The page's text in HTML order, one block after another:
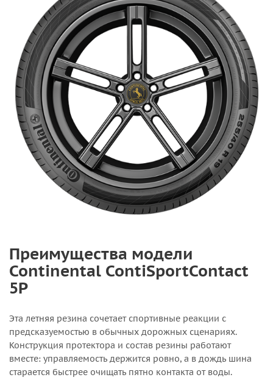
Преимущества модели
Continental ContiSportContact
5P
Эта летняя резина сочетает спортивные реакции с
предсказуемостью в обычных дорожных сценариях.
Конструкция протектора и состав резины работают
вместе: управляемость держится ровно, а в дождь шина
старается быстрее очищать пятно контакта от воды.